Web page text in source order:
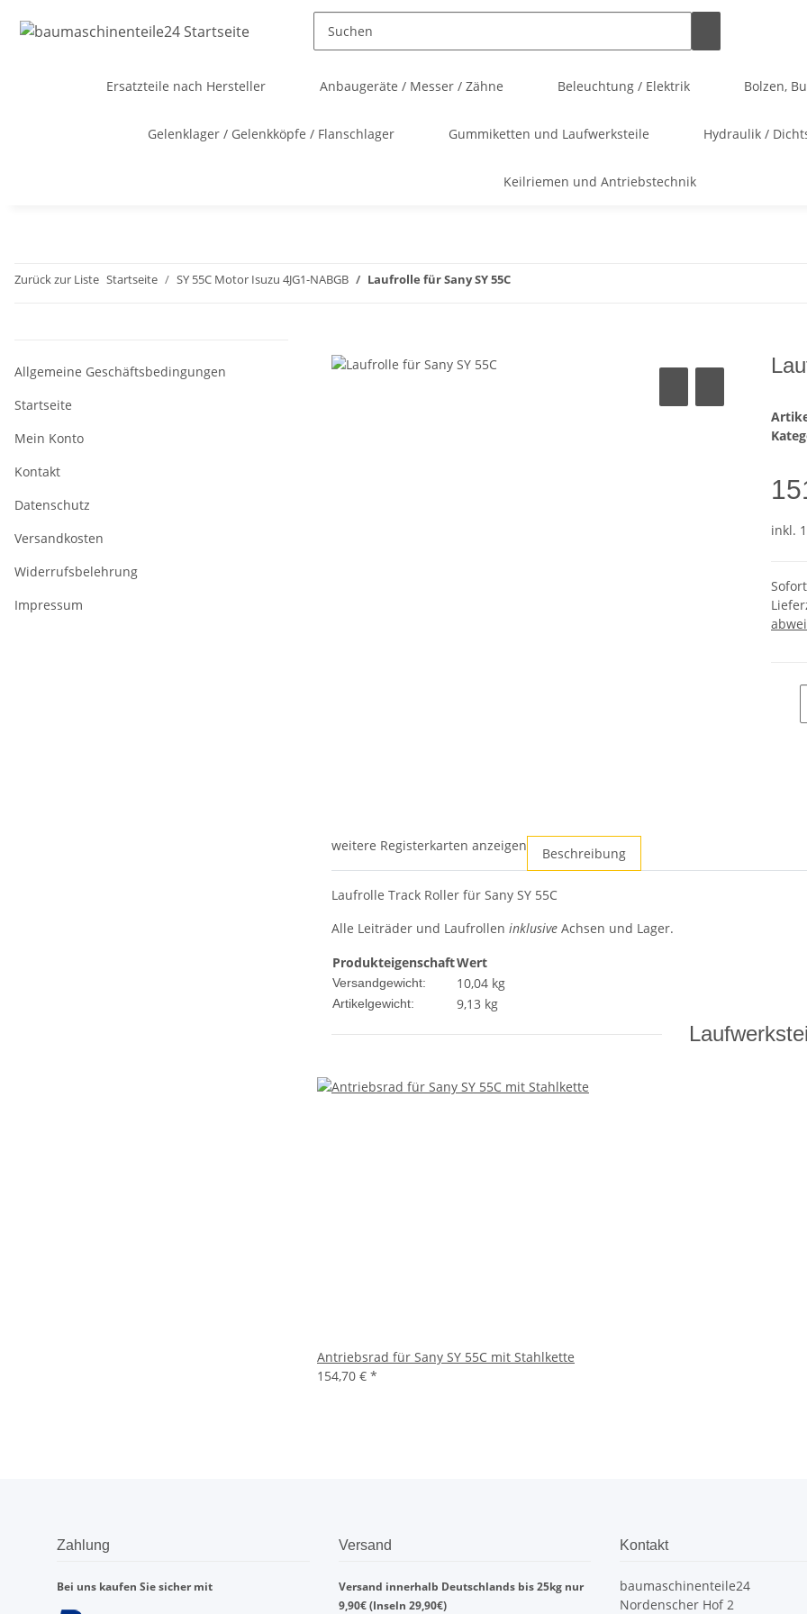
Ersatzteile nach Hersteller Anbaugeräte / Messer / Zähne Beleuchtung / Elektrik Bolzen,
Gelenklager / Gelenkköpfe / Flanschlager Gummiketten und Laufwerksteile Hydraulik /
Keilriemen und Antriebstechnik
Zurück zur Liste Startseite SY 55C Motor Isuzu 4JG1-NABGB Laufrolle für Sany SY 55C
inkl.
weitere Registerkarten anzeigen Beschreibung
Laufrolle Track Roller für Sany SY 55C
Alle Leiträder und Laufrollen inklusive Achsen und Lager.
ProdukteigenschaftWert
Versandgewicht: 10,04 kg
Artikelgewicht: 9,13 kg
Antriebsrad für Sany SY 55C mit Stahlkette
154,70 € *
Allgemeine Geschäftsbedingungen
Startseite
Mein Konto
Kontakt
Datenschutz
Versandkosten
Widerrufsbelehrung
Impressum
Zahlung
Bei uns kaufen Sie sicher mit
Versand
Versand innerhalb Deutschlands bis 25kg nur
9,90€ (Inseln 29,90€)
Kontakt
baumaschinenteile24
Nordenscher Hof 2